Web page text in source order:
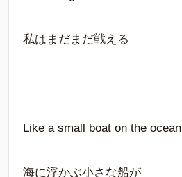
私はまだまだ戦える
Like a small boat on the ocean
海に浮かぶ小さな船が